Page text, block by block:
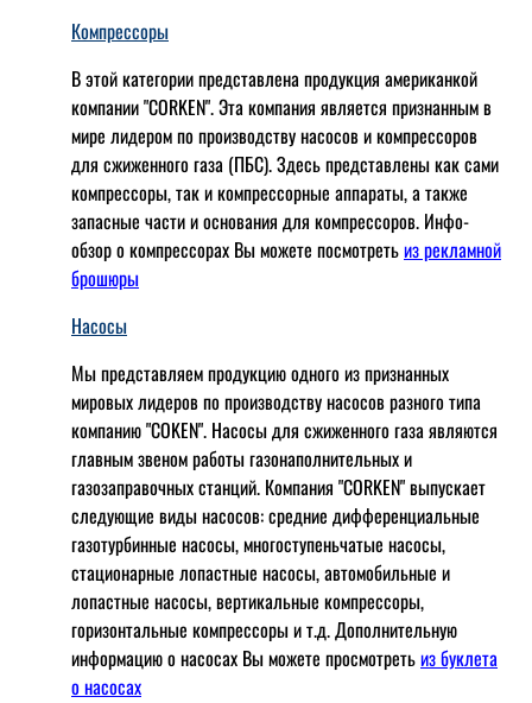
Компрессоры
В этой категории представлена продукция американкой
компании "CORKEN". Эта компания является признанным в
мире лидером по производству насосов и компрессоров
для сжиженного газа (ПБС). Здесь представлены как сами
компрессоры, так и компрессорные аппараты, а также
запасные части и основания для компрессоров. Инфо-
обзор о компрессорах Вы можете посмотретьиз рекламной
брошюры
Насосы
Мы представляем продукцию одного из признанных
мировых лидеров по производству насосов разного типа
компанию "COKEN". Насосы для сжиженного газа являются
главным звеном работы газонаполнительных и
газозаправочных станций. Компания "CORKEN" выпускает
следующие виды насосов: cредние дифференциальные
газотурбинные насосы, многоступеньчатые насосы,
стационарные лопастные насосы, автомобильные и
лопaстные насосы, вертикальные компрессоры,
горизонтальные компрессоры и т.д. Дополнительную
информацию о насосах Вы можете просмотретьиз буклета
о насосах